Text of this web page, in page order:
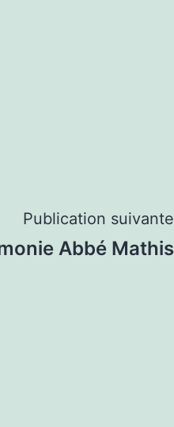
Publication suivante
Abbé Mathis